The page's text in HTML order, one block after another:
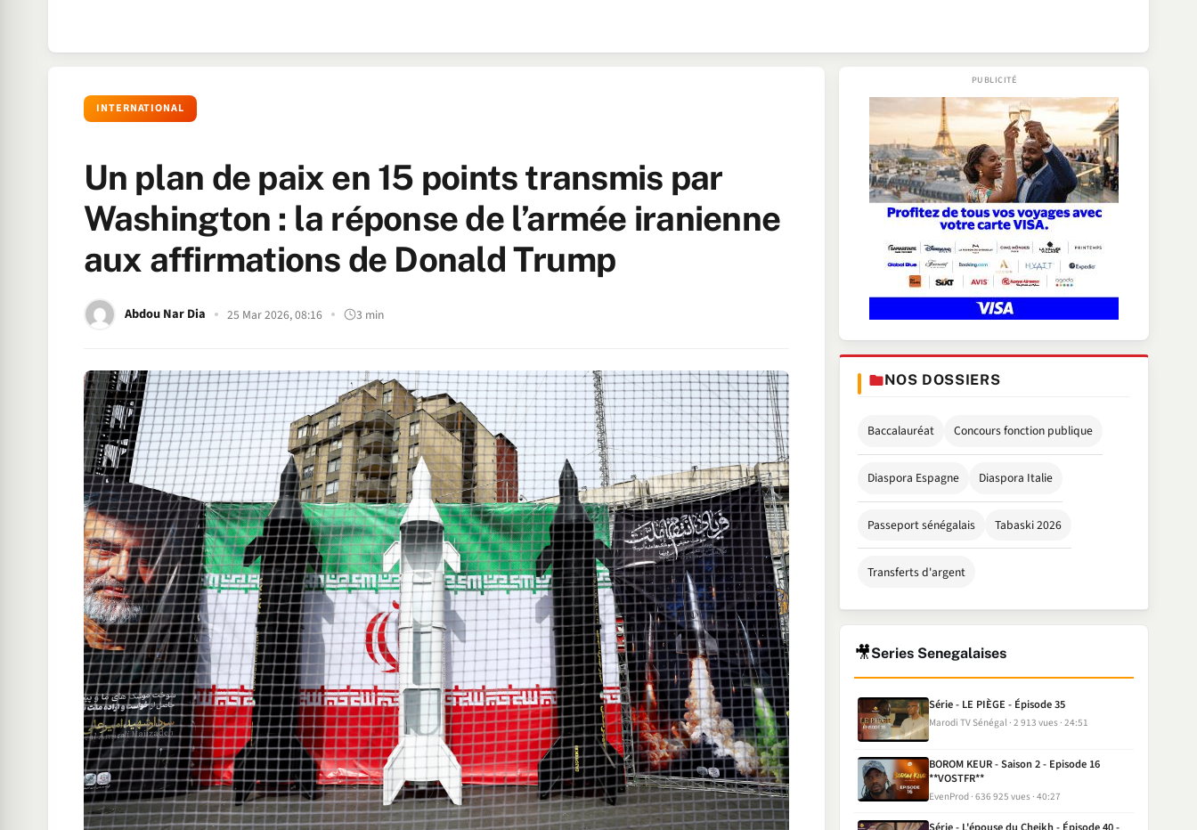
INTERNATIONAL
Un plan de paix en 15 points transmis par
Washington : la réponse de l’armée iranienne
aux affirmations de Donald Trump
Abdou Nar Dia 25 Mar 2026, 08:16 3 min
NOS DOSSIERS
Baccalauréat Concours fonction publique
Diaspora Espagne Diaspora Italie
Passeport sénégalais Tabaski 2026
Transferts d'argent
🎥Series Senegalaises
Série - LE PIÈGE - Épisode 35
Marodi TV Sénégal 2 913 vues 24:51
BOROM KEUR - Saison 2 - Episode 16
**VOSTFR**
EvenProd 636 925 vues 40:27